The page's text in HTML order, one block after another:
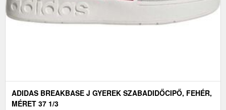
ADIDAS BREAKBASE J GYEREK SZABADIDŐCIPŐ, FEHÉR,
MÉRET 37 1/3